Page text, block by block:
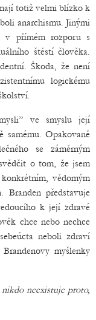
totiž velmi blízko k
anarchismu. Jinými
v přímém rozporu s
štěstí člověka.
Škoda, že není
logickému
ve smyslu její
Opakovaně
se záměrným
o tom, že jsem
vědomým
Branden představuje
k její zdravé
chce nebo nechce
neboli zdraví
myšlenky
neexistuje proto,